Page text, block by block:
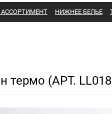
НИЖНЕЕ БЕЛЬЕ
термо (АРТ.